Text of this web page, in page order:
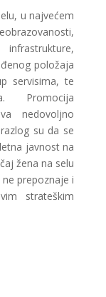
u najvećem
položaja
servisima, te
Promocija
nedovoljno
su da se
javnost na
žena na selu
prepoznaje i
strateškim